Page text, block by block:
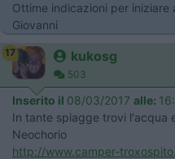
Ottime indicazioni per iniziare
Giovanni
17 kukosg
503
Inserito il 08/03/2017 alle:
In tante spiagge trovi l'acqua
Neochorio
http://www.camper-